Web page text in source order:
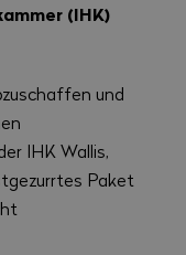
(IHK)
und
IHK Wallis,
Paket